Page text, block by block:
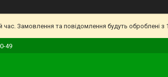
час. Замовлення та повідомлення будуть оброблені
49